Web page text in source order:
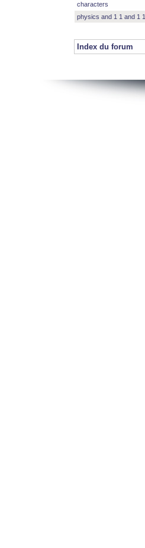
characters
physics and 1 1 and 1 1
Index du forum